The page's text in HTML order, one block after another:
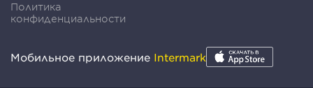
Политика
конфиденциальности
Мобильное приложение Intermark